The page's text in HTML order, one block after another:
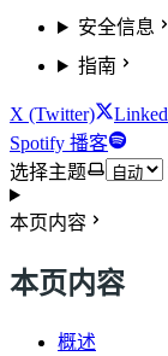
安全信息
指南
X (Twitter)
Spotify 播客
选择主题
本页内容
本页内容
概述